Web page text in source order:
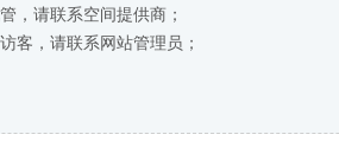
，请联系空间提供商；
客，请联系网站管理员；